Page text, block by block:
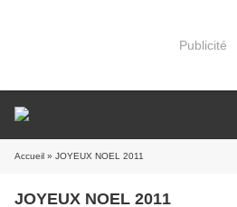
Publicité
Accueil » JOYEUX NOEL 2011
JOYEUX NOEL 2011